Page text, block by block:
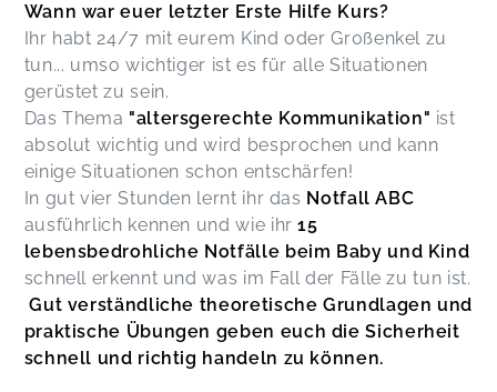
Wann war euer letzter Erste Hilfe Kurs?
Ihr habt 24/7 mit eurem Kind oder Gr0ßenkel zu
tun... umso wichtiger ist es für alle Situationen
gerüstet zu sein.
Das Thema "altersgerechte Kommunikation" ist
absolut wichtig und wird besprochen und kann
einige Situationen schon entschärfen!
In gut vier Stunden lernt ihr das Notfall ABC
ausführlich kennen und wie ihr15
lebensbedrohliche Notfälle beim Baby und Kind
schnell erkennt und was im Fall der Fälle zu tun ist.
Gut verständliche theoretische Grundlagen und
praktische Übungen geben euch die Sicherheit
schnell und richtig handeln zu können.